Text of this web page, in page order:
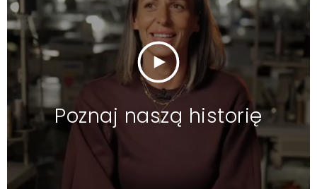
Poznaj naszą historię